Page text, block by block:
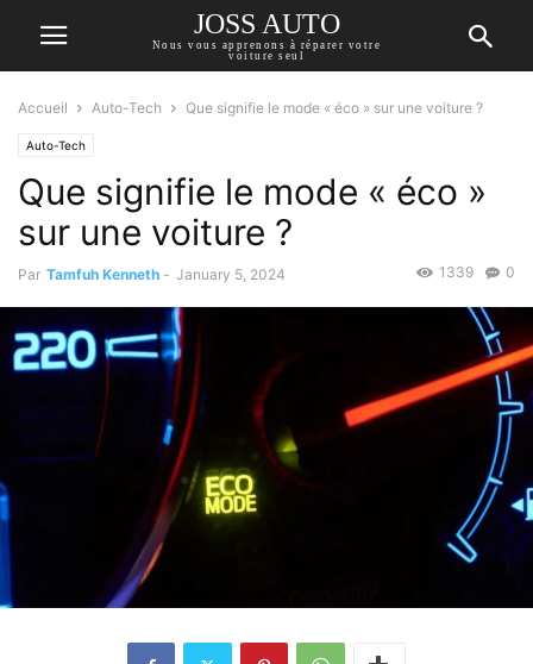
JOSS AUTO
Nous vous apprenons à réparer votre
voiture seul
Accueil Auto-Tech Que signifie le mode « éco » sur une voiture ?
Auto-Tech
Que signifie le mode « éco »
sur une voiture ?
Par Tamfuh Kenneth - January 5, 2024 0
1339